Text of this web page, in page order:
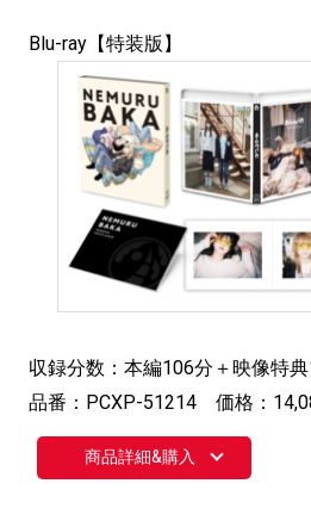
Blu-ray【特装版】
収録分数：本編106分＋映像特
品番：PCXP-51214 価格：
商品詳細&購入